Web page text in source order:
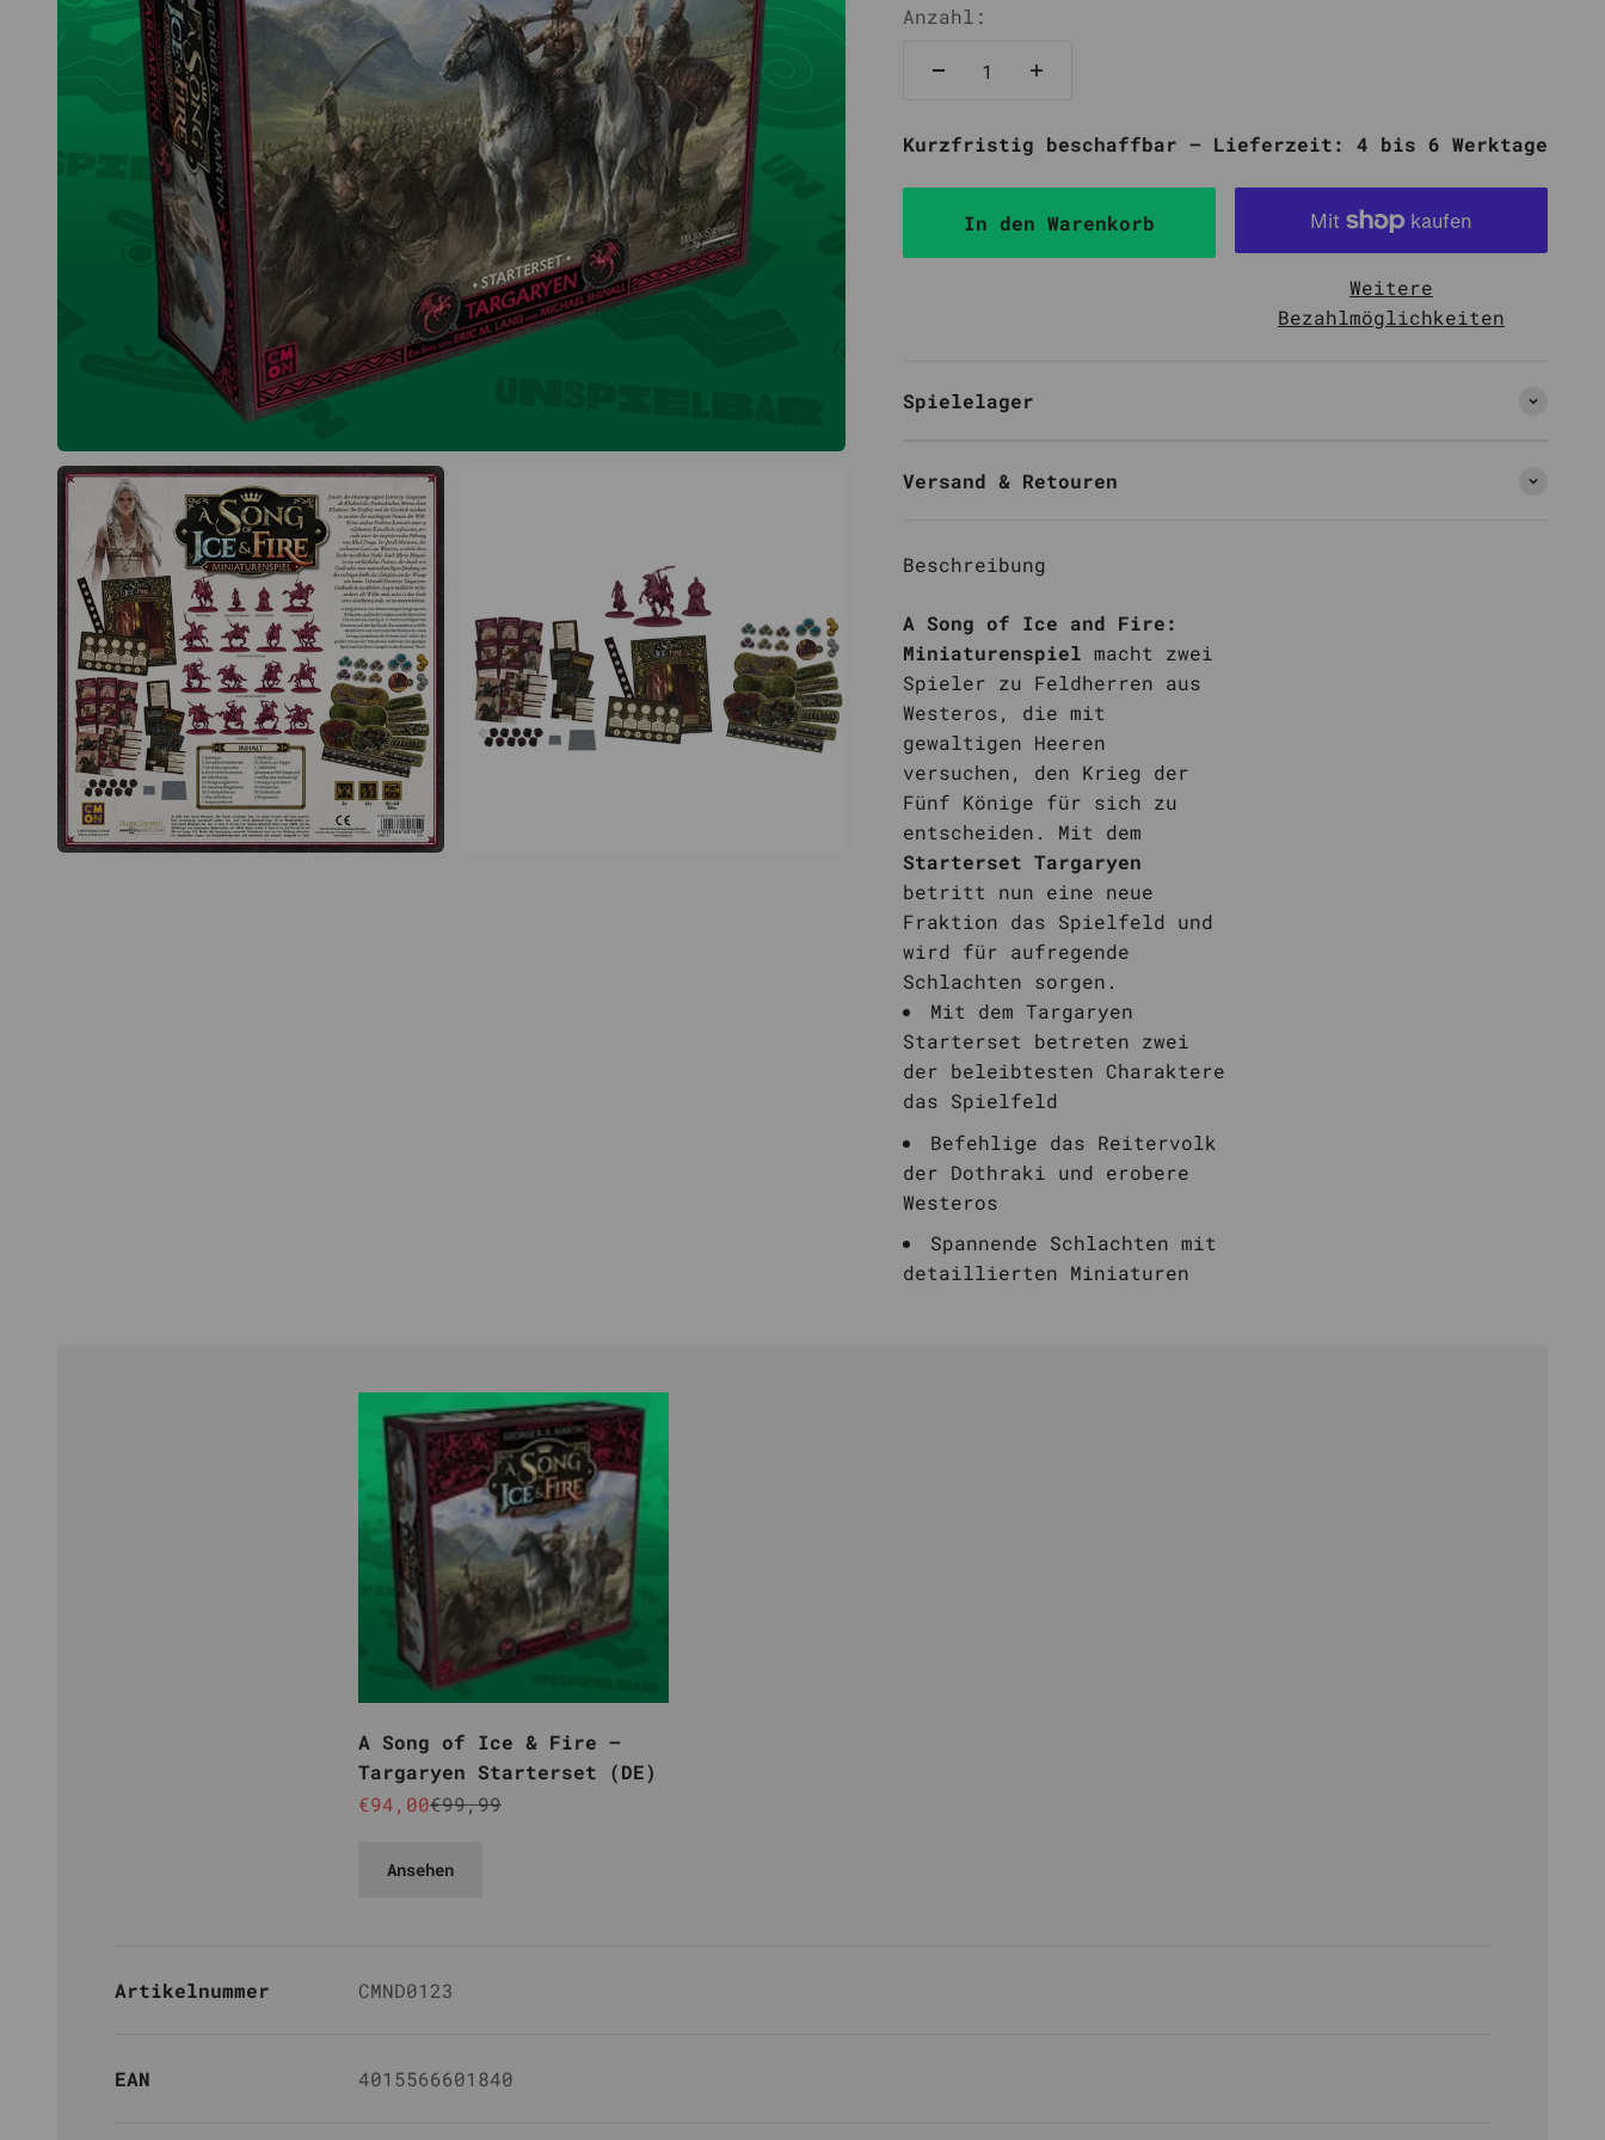
Anzahl:
Kurzfristig beschaffbar – Lieferzeit: 4 bis 6 Werktage
In den Warenkorb
Weitere
Bezahlmöglichkeiten
Spielelager
Versand & Retouren
Beschreibung
A Song of Ice and Fire:
Miniaturenspiel macht zwei
Spieler zu Feldherren aus
Westeros, die mit
gewaltigen Heeren
versuchen, den Krieg der
Fünf Könige für sich zu
entscheiden. Mit dem
Starterset Targaryen
betritt nun eine neue
Fraktion das Spielfeld und
wird für aufregende
Schlachten sorgen.
Mit dem Targaryen
Starterset betreten zwei
der beleibtesten Charaktere
das Spielfeld
Befehlige das Reitervolk
der Dothraki und erobere
Westeros
Spannende Schlachten mit
detaillierten Miniaturen
A Song of Ice & Fire –
Targaryen Starterset (DE)
Angebot
€94,00Regulärer Preis
€99,99
Ansehen
Artikelnummer CMND0123
EAN 4015566601840